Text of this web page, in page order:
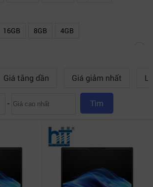
16GB 8GB 4GB
Giá tăng dần Giá giảm nhất
- Tìm